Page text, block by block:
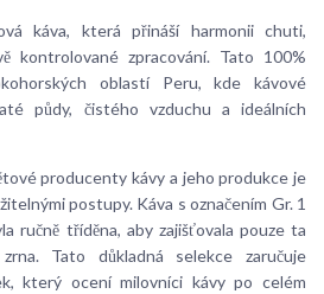
káva, která přináší harmonii chuti,
kontrolované zpracování. Tato 100%
oblastí Peru, kde kávové
půdy, čistého vzduchu a ideálních
producenty kávy a jeho produkce je
postupy. Káva s označením Gr. 1
ručně tříděna, aby zajišťovala pouze ta
Tato důkladná selekce zaručuje
který ocení milovníci kávy po celém